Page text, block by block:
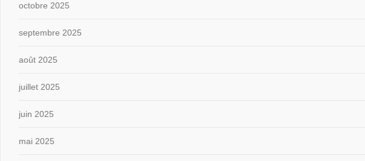
octobre 2025
septembre 2025
août 2025
juillet 2025
juin 2025
mai 2025